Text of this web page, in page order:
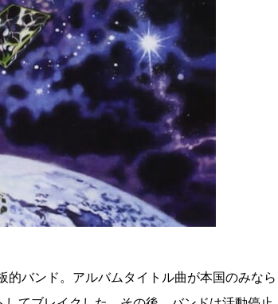
バンド。アルバムタイトル曲が本国のみなら